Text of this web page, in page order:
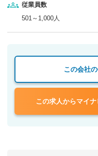
従業員数
501～1,000人
この会社
この求人からマイ